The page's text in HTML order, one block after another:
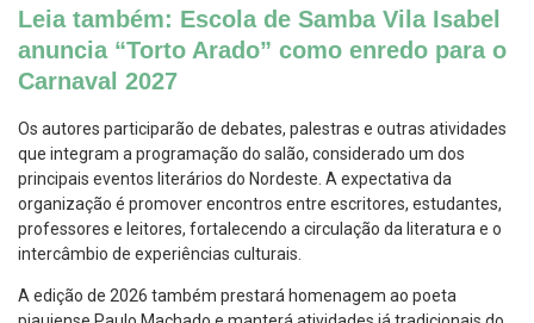
Leia também: Escola de Samba Vila Isabel
anuncia “Torto Arado” como enredo para o
Carnaval 2027
Os autores participarão de debates, palestras e outras atividades
que integram a programação do salão, considerado um dos
principais eventos literários do Nordeste. A expectativa da
organização é promover encontros entre escritores, estudantes,
professores e leitores, fortalecendo a circulação da literatura e o
intercâmbio de experiências culturais.
A edição de 2026 também prestará homenagem ao poeta